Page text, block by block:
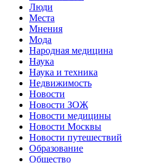
Люди
Места
Мнения
Мода
Народная медицина
Наука
Наука и техника
Недвижимость
Новости
Новости ЗОЖ
Новости медицины
Новости Москвы
Новости путешествий
Образование
Общество